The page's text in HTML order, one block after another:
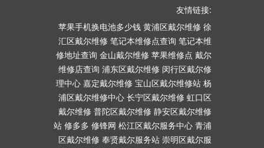
友情链接:
苹果手机换电池多少钱 黄浦区戴尔维修 徐
汇区戴尔维修 笔记本维修点查询 笔记本维
修地址查询 金山戴尔维修 苹果维修点 戴尔
维修店查询 浦东区戴尔维修 闵行区戴尔修
理中心 嘉定戴尔维修 宝山区戴尔维修站 杨
浦区戴尔维修中心 长宁区戴尔维修 虹口区
戴尔维修 普陀区戴尔维修 静安区戴尔维修
站 修多多 修锋网 松江区戴尔服务中心 青浦
区戴尔维修 奉贤戴尔服务站 崇明区戴尔服